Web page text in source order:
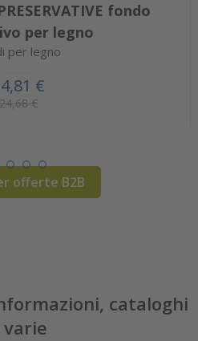
fondo
per legno
per legno
€
24,68 €
offerte B2B
cataloghi
varie